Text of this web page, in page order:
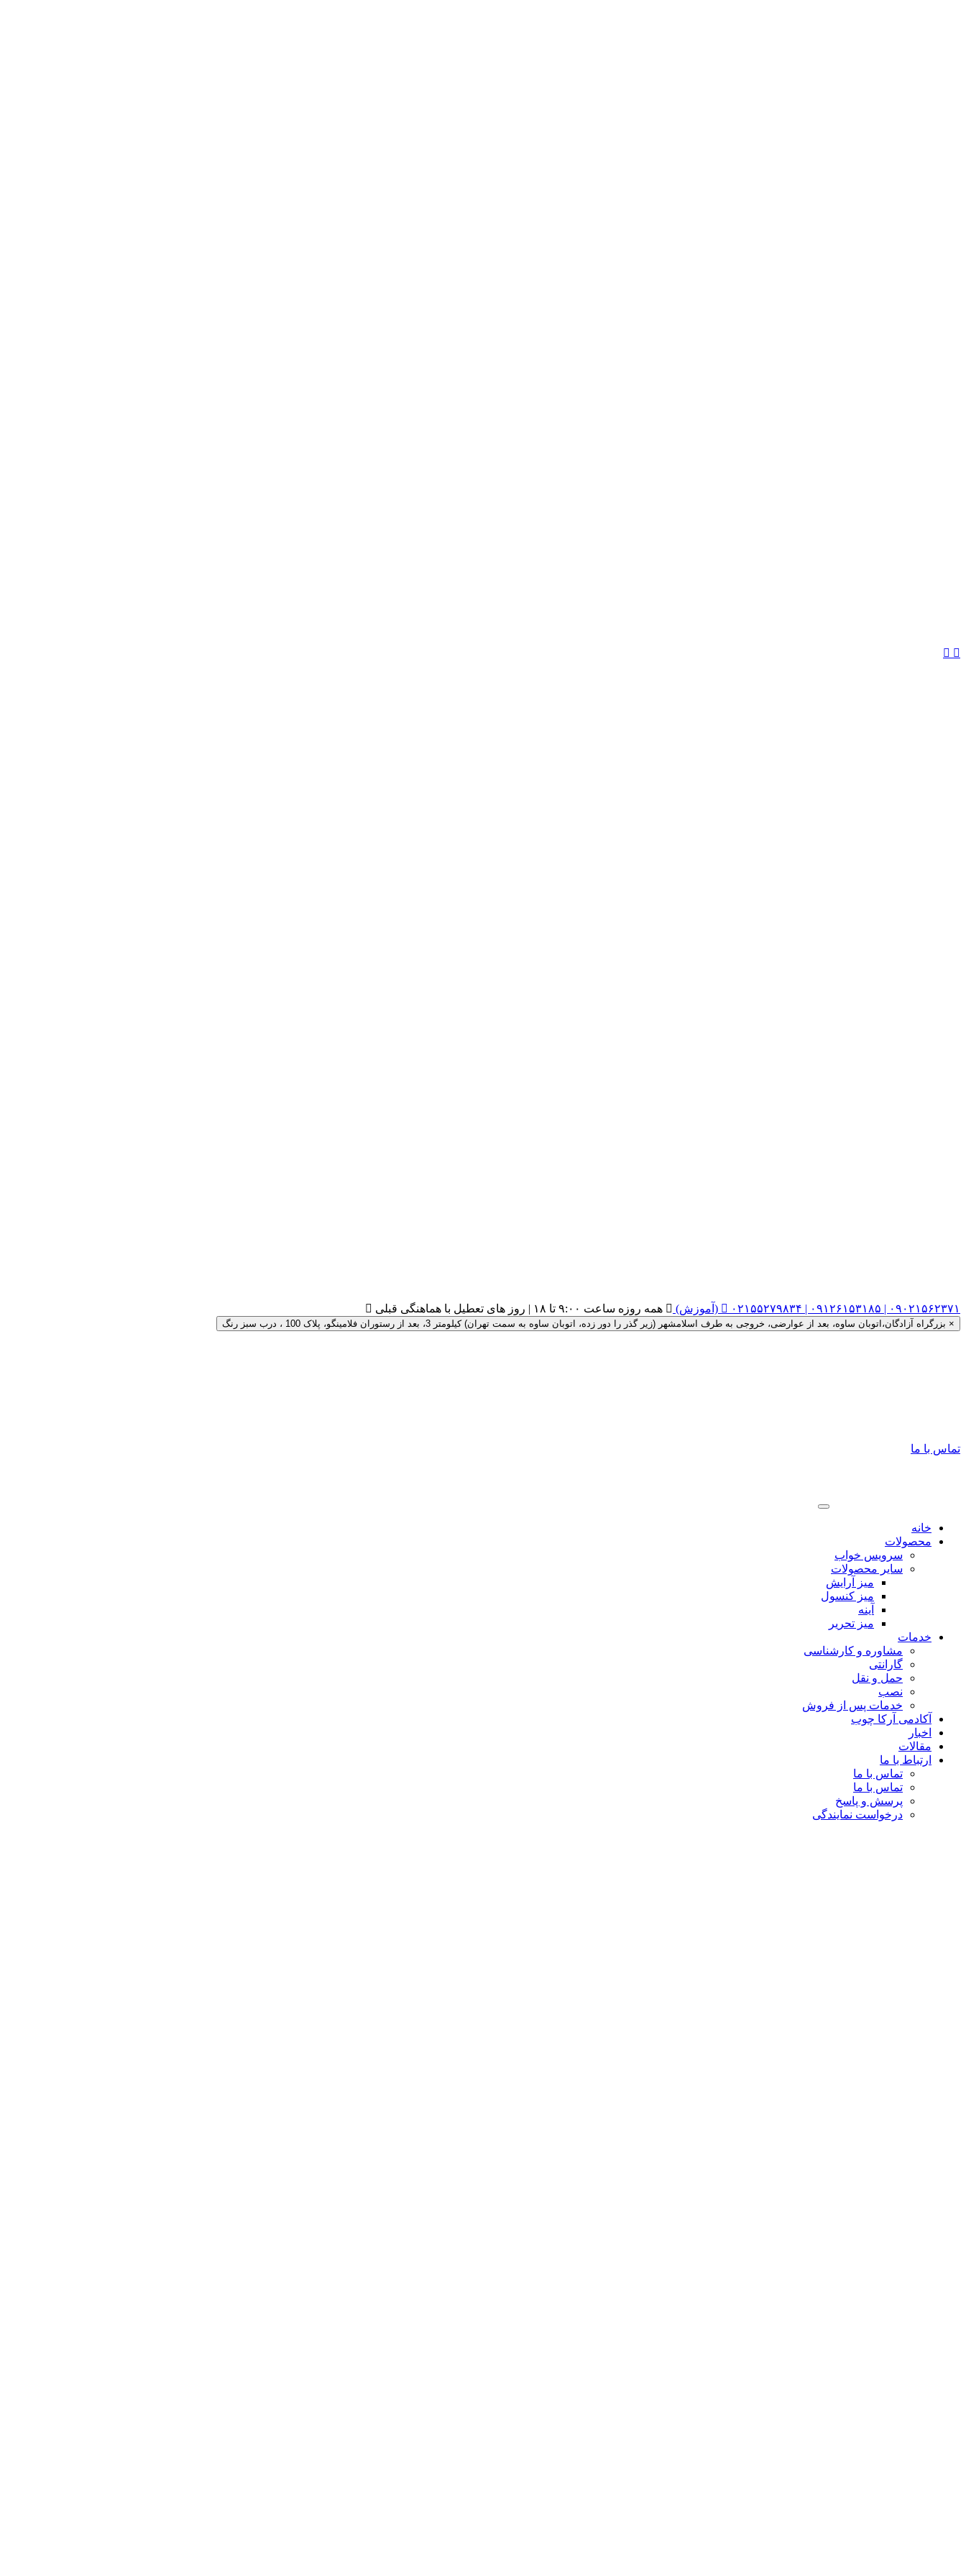
 
 ۰۲۱۵۵۲۷۹۸۳۴ | ۰۹۱۲۶۱۵۳۱۸۵ | ۰۹۰۲۱۵۶۲۳۷۱ (آموزش)  همه روزه ساعت ۹:۰۰ تا ۱۸ | روز های تعطیل با هماهنگی قبلی 
× بزرگراه آزادگان،اتوبان ساوه، بعد از عوارضی، خروجی به طرف اسلامشهر (زیر گذر را دور زده، اتوبان ساوه به سمت تهران) کیلومتر 3، بعد از رستوران فلامینگو، پلاک 100 ، درب سبز رنگ
تماس با ما
خانه
محصولات
سرویس خواب
سایر محصولات
میز آرایش
میز کنسول
آینه
میز تحریر
خدمات
مشاوره و کارشناسی
گارانتی
حمل و نقل
نصب
خدمات پس از فروش
آکادمی آرکا چوب
اخبار
مقالات
ارتباط با ما
تماس با ما
تماس با ما
پرسش و پاسخ
درخواست نمایندگی